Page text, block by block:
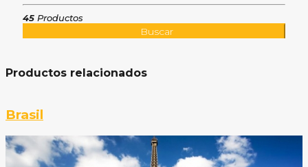
45 Productos
Buscar
Productos relacionados
Brasil